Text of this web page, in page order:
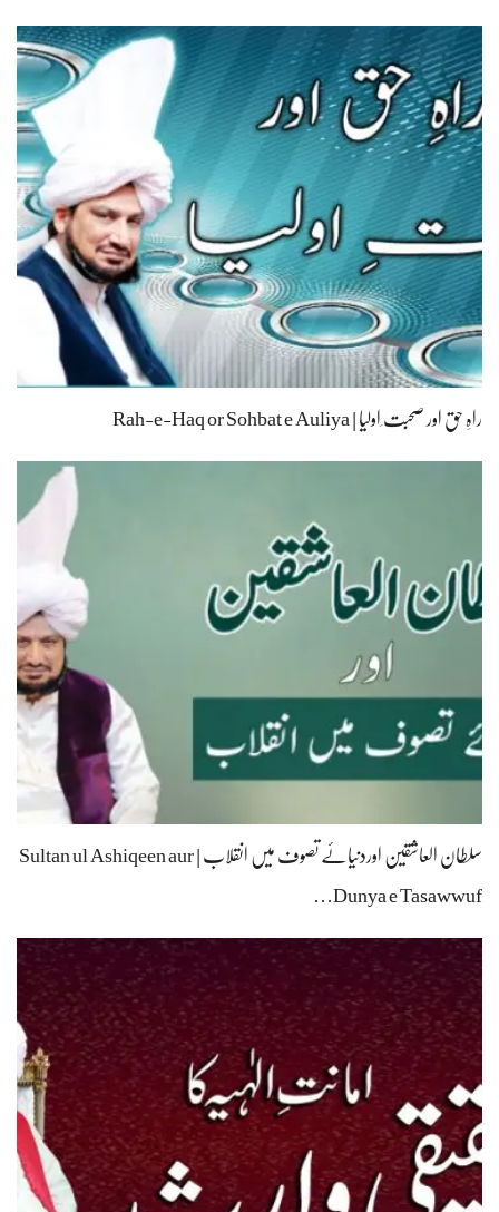
راہِ حق اور صحبت ِاولیا | Rah-e-Haq or Sohbat e Auliya
سلطان العاشقین اوردنیائے تصوف میں انقلاب | Sultan ul Ashiqeen aur
Dunya e Tasawwuf…